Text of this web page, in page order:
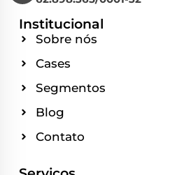
Institucional
Sobre nós
Cases
Segmentos
Blog
Contato